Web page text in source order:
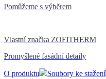
Pomůžeme s výběrem
Vlastní značka ZOFITHERM
Promyšlené fasádní detaily
O produktu Soubory ke stažení